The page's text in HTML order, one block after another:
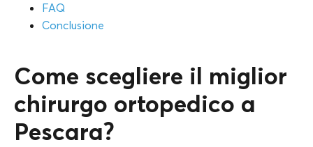
FAQ
Conclusione
Come scegliere il miglior
chirurgo ortopedico a
Pescara?